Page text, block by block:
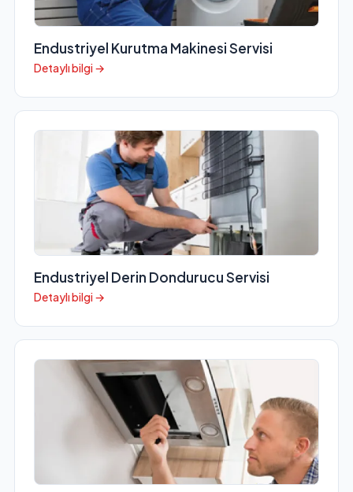
Endustriyel Kurutma Makinesi Servisi
Detaylı bilgi →
Endustriyel Derin Dondurucu Servisi
Detaylı bilgi →